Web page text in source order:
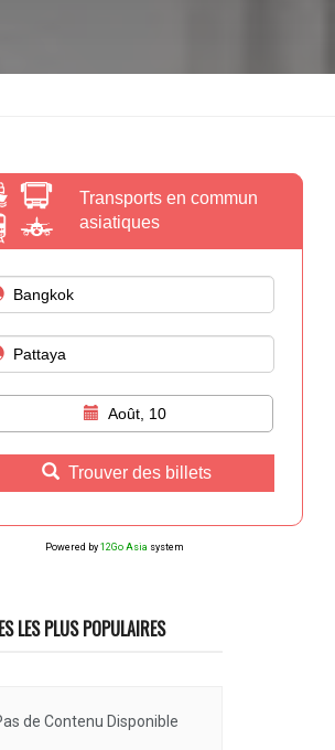
Transports en commun
asiatiques
Août, 10
Trouver des billets
Powered by 12Go Asia system
LES PLUS POPULAIRES
de Contenu Disponible